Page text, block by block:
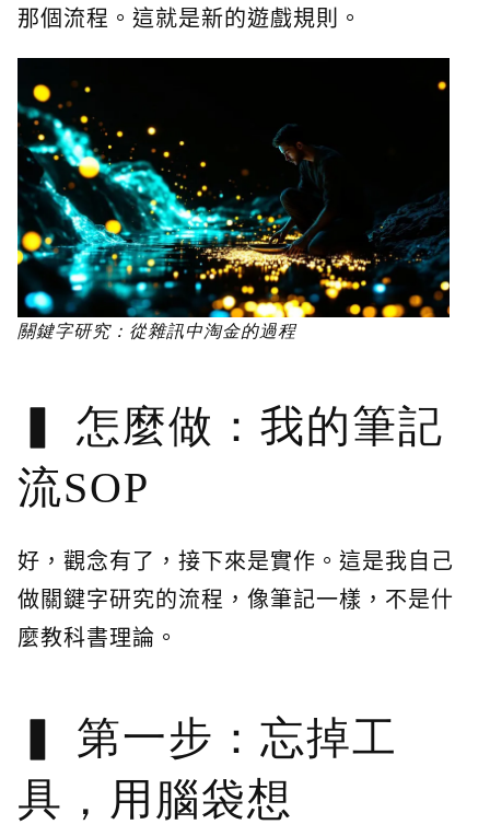
那個流程。這就是新的遊戲規則。
關鍵字研究：從雜訊中淘金的過程
怎麼做：我的筆記
流SOP
好，觀念有了，接下來是實作。這是我自己
做關鍵字研究的流程，像筆記一樣，不是什
麼教科書理論。
第一步：忘掉工
具，用腦袋想